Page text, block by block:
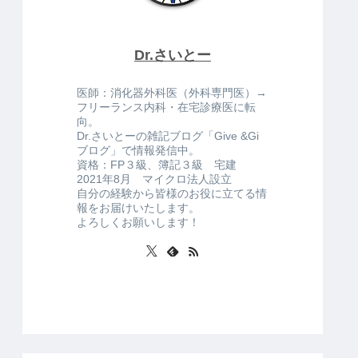
Dr.さいとー
医師：消化器外科医（外科専門医）→
フリーランス内科・在宅診療医に転
向。
Dr.さいとーの雑記ブログ「Give &Gi
ブログ」で情報発信中。
資格：FP３級、簿記３級 宅建
2021年8月 マイクロ法人設立
自分の経験から皆様のお役に立てる情
報をお届けいたします。
よろしくお願いします！